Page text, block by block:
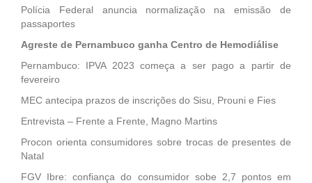
Polícia Federal anuncia normalização na emissão de
passaportes
Agreste de Pernambuco ganha Centro de Hemodiálise
Pernambuco: IPVA 2023 começa a ser pago a partir de
fevereiro
MEC antecipa prazos de inscrições do Sisu, Prouni e Fies
Entrevista – Frente a Frente, Magno Martins
Procon orienta consumidores sobre trocas de presentes de
Natal
FGV Ibre: confiança do consumidor sobe 2,7 pontos em